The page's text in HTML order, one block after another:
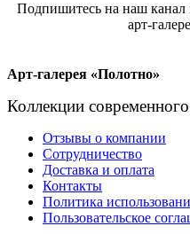
Подпишитесь на наш канал
арт-
Арт-галерея «Полотно»
Коллекции современного
Отзывы о компании
Сотрудничество
Доставка и оплата
Контакты
Политика
Пользовательское